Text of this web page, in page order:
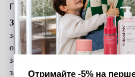
Перед застосуванням
Застереження: треба промивати
застосування Використання
особами може сприяти передачі
закривати ковпачок після
засіб після закінчення терміну